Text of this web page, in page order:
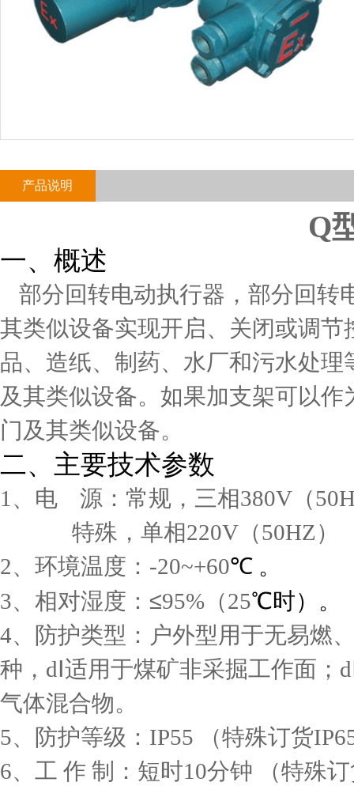
产品说明
Q
一、概述
部分回转电动执行器，部分回转
其类似设备实现开启、关闭或调
品、造纸、制药、水厂和污水处
及其类似设备。如果加支架可以
门及其类似设备。
二、主要技术参数
1、 电 源：常规，三相380V（
特殊，单相220V（50HZ）
2、 环境温度： -20~+60℃ 。
3、 相对湿度： ≤95% （25℃时）。
4、防护类型：户外型用于无易燃
种，dⅠ适用于煤矿非采掘工作面；
气体混合物。
5、
防护等级： IP55 （特殊订货
6、 工 作 制：短时10分钟 （特殊